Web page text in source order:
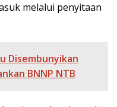
melalui penyitaan
Disembunyikan
BNNP NTB